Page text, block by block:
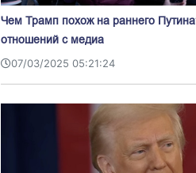
Чем Трамп похож на раннего
отношений с медиа
07/03/2025 05:21:24